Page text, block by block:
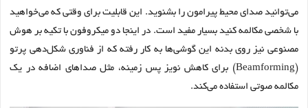
می‌توانید صدای محیط پیرامون را بشنوید. این قابلیت برای وقتی که می‌خواهید
با شخصی مکالمه کنید بسیار مفید است. در اینجا دو میکروفون با تکیه بر هوش
مصنوعی نیز روی بدنه این گوشی‌ها به کار رفته که از فناوری شکل‌دهی پرتو
(Beamforming) برای کاهش نویز پس زمینه، مثل صداهای اضافه در یک
مکالمه صوتی استفاده می‌کند.